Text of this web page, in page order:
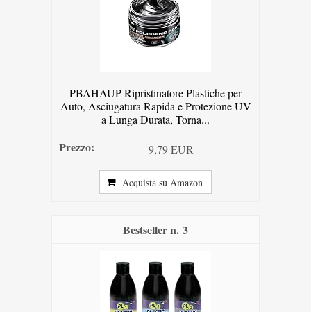
PBAHAUP Ripristinatore Plastiche per
Auto, Asciugatura Rapida e Protezione UV
a Lunga Durata, Torna...
9,79 EUR
Acquista su Amazon
3